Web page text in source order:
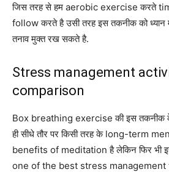
जिस तरह से हम aerobic exercise करते
follow करते है उसी तरह इस तकनीक को ध्यान
तनाव मुक्त रख सकते है.
Stress management
comparison
Box breathing exercise की इस तकनीक के
ही सीधे तौर पर किसी तरह के long-term
benefits of meditation है लेकिन फिर भी
one of the best stress management